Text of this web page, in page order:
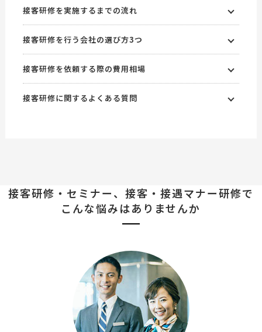
接客研修を実施するまでの流れ
接客研修を行う会社の選び方3つ
接客研修を依頼する際の費用相場
接客研修に関するよくある質問
接客研修・セミナー、接客・接遇マナー研修で
こんな悩みはありませんか